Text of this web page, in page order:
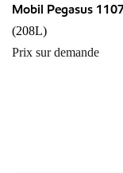
Mobil Pegasus
(208L)
Prix sur demande